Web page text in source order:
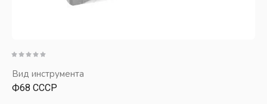
Вид инструмента
Ф68 СССР